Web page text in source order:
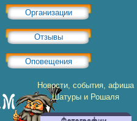
Организации
Отзывы
Оповещения
Новости, события, афиша
Шатуры и Рошаля